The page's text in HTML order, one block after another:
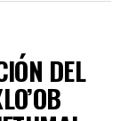
en la
DEL